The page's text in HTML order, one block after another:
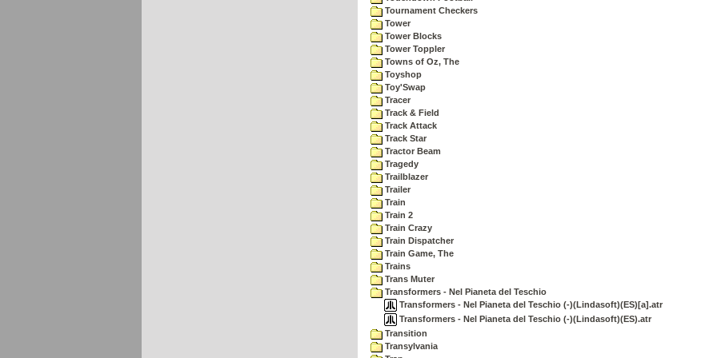
Tournament Checkers
Tower
Tower Blocks
Tower Toppler
Towns of Oz, The
Toyshop
Toy'Swap
Tracer
Track & Field
Track Attack
Track Star
Tractor Beam
Tragedy
Trailblazer
Trailer
Train
Train 2
Train Crazy
Train Dispatcher
Train Game, The
Trains
Trans Muter
Transformers - Nel Pianeta del Teschio
Transformers - Nel Pianeta del Teschio (-)(Lindasoft)(ES)[a].atr
Transformers - Nel Pianeta del Teschio (-)(Lindasoft)(ES).atr
Transition
Transylvania